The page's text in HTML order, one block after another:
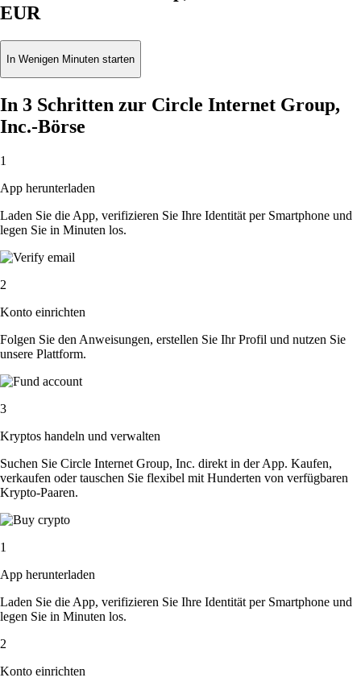
EUR
In Wenigen Minuten starten
In 3 Schritten zur Circle Internet Group,
Inc.-Börse
1
App herunterladen
Laden Sie die App, verifizieren Sie Ihre Identität per Smartphone und
legen Sie in Minuten los.
2
Konto einrichten
Folgen Sie den Anweisungen, erstellen Sie Ihr Profil und nutzen Sie
unsere Plattform.
3
Kryptos handeln und verwalten
Suchen Sie Circle Internet Group, Inc. direkt in der App. Kaufen,
verkaufen oder tauschen Sie flexibel mit Hunderten von verfügbaren
Krypto-Paaren.
1
App herunterladen
Laden Sie die App, verifizieren Sie Ihre Identität per Smartphone und
legen Sie in Minuten los.
2
Konto einrichten